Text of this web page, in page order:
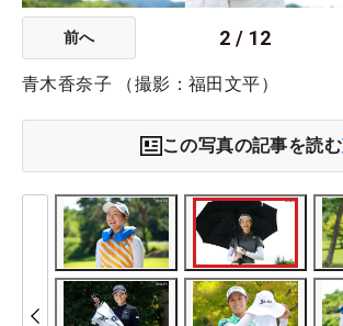
前へ 2 / 12
青木香奈子 （撮影：福田文平）
この写真の記事を読む